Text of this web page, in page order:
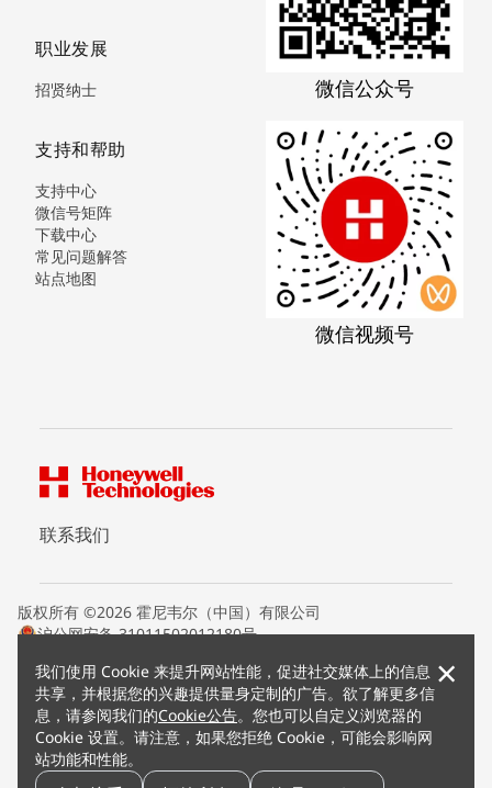
我们使用 Cookie 来提升网站性能，促进社交媒体上的信息
共享，并根据您的兴趣提供量身定制的广告。欲了解更多信
息，请参阅我们的Cookie公告。您也可以自定义浏览器的
Cookie 设置。请注意，如果您拒绝 Cookie，可能会影响网
站功能和性能。
×
职业发展
招贤纳士
支持和帮助
支持中心
微信号矩阵
下载中心
常见问题解答
站点地图
微信公众号
微信视频号
联系我们
版权所有 ©2026 霍尼韦尔（中国）有限公司
沪公网安备 31011502012180号
条款条约
隐私声明
您的隐私选项
霍尼韦尔科技Cookie通知
退订